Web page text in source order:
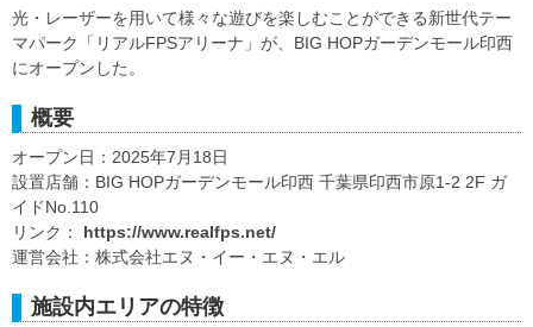
光・レーザーを用いて様々な遊びを楽しむことができる新世代テー
マパーク「リアルFPSアリーナ」が、BIG HOPガーデンモール印西
にオープンした。
概要
オープン日：2025年7月18日
設置店舗：BIG HOPガーデンモール印西 千葉県印西市原1-2 2F ガ
イドNo.110
リンク： https://www.realfps.net/
運営会社：株式会社エヌ・イー・エヌ・エル
施設内エリアの特徴